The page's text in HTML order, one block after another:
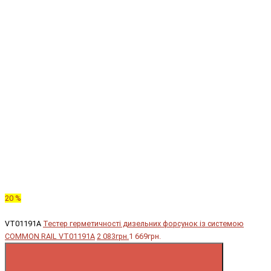
20 %
VT01191A Тестер герметичності дизельних форсунок із системою
COMMON RAIL VT01191A 2 083грн.1 669грн.